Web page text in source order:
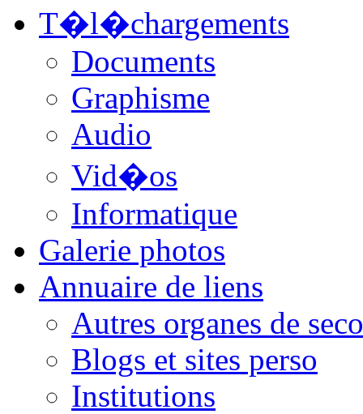
T�l�chargements
Documents
Graphisme
Audio
Vid�os
Informatique
Galerie photos
Annuaire de liens
Autres organes de
Blogs et sites perso
Institutions